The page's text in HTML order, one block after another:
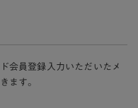
会員登録入力いただいたメ
ます。